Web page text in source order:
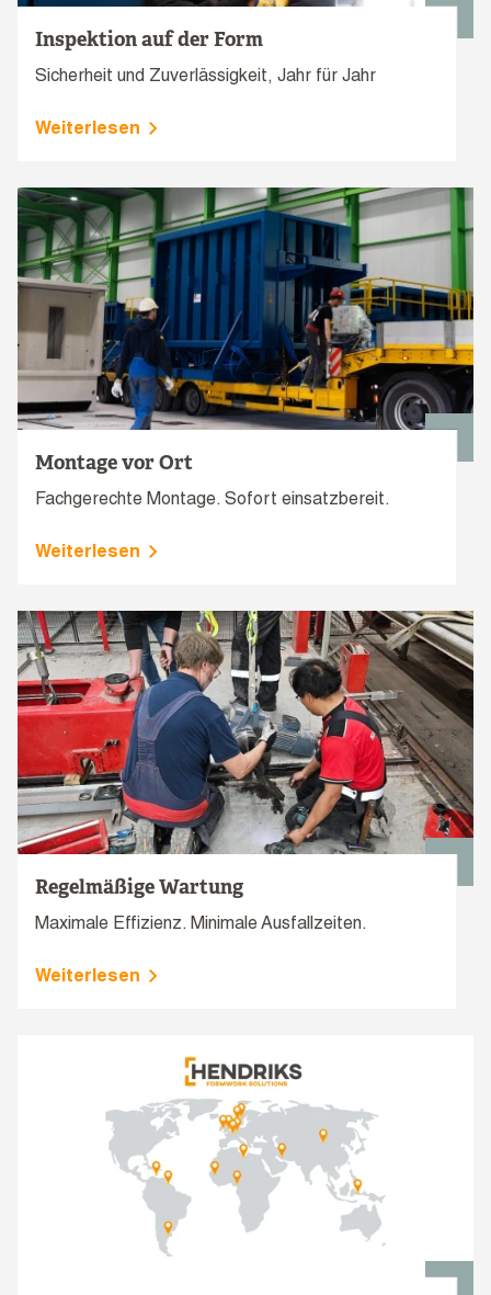
Inspektion auf der Form
Sicherheit und Zuverlässigkeit, Jahr für Jahr
Weiterlesen
Montage vor Ort
Fachgerechte Montage. Sofort einsatzbereit.
Weiterlesen
Regelmäßige Wartung
Maximale Effizienz. Minimale Ausfallzeiten.
Weiterlesen